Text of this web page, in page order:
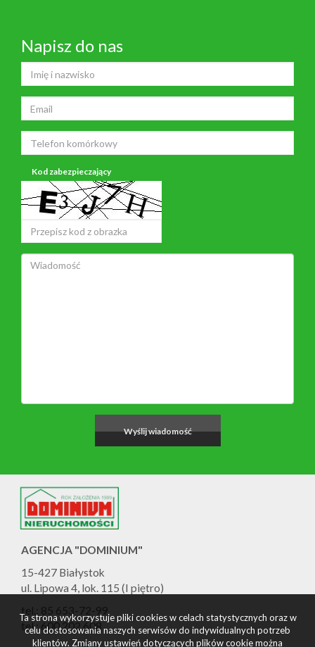
Napisz do nas
Kod zabezpieczający
AGENCJA "DOMINIUM"
15-427 Białystok
ul. Lipowa 4, lok. 115 (I piętro)
tel.: 85 653-72-99
tel.: 600 202 608
Ta strona wykorzystuje pliki cookies w celach statystycznych oraz w
celu dostosowania naszych serwisów do indywidualnych potrzeb
klientów. Zmiany ustawień dotyczących plików cookie można